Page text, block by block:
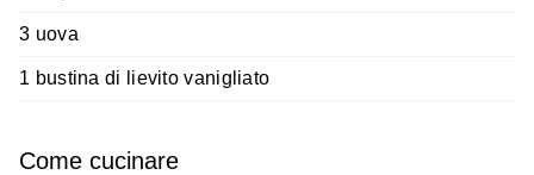
3 uova
1 bustina di lievito vanigliato
Come cucinare